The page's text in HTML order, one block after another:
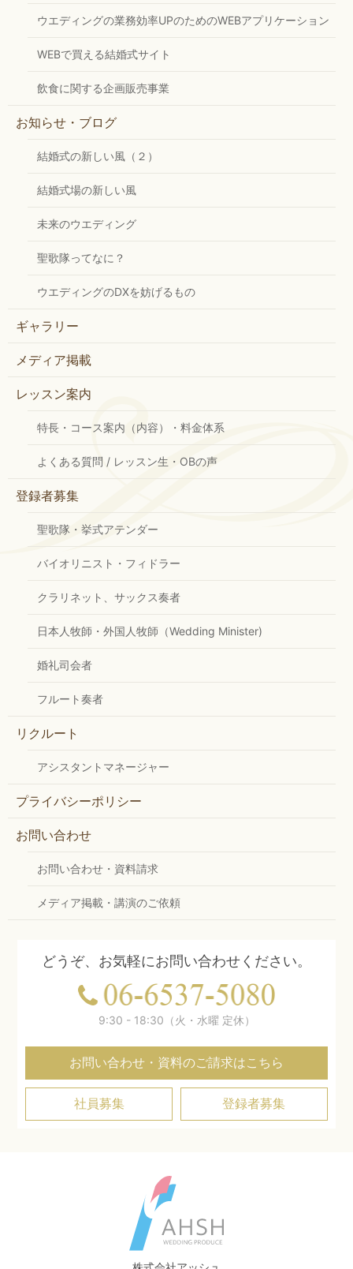
ウエディングの業務効率UPのためのWEBアプリケーション
WEBで買える結婚式サイト
飲食に関する企画販売事業
お知らせ・ブログ
結婚式の新しい風（２）
結婚式場の新しい風
未来のウエディング
聖歌隊ってなに？
ウエディングのDXを妨げるもの
ギャラリー
メディア掲載
レッスン案内
特長・コース案内（内容）・料金体系
よくある質問 / レッスン生・OBの声
登録者募集
聖歌隊・挙式アテンダー
バイオリニスト・フィドラー
クラリネット、サックス奏者
日本人牧師・外国人牧師（Wedding Minister)
婚礼司会者
フルート奏者
リクルート
アシスタントマネージャー
プライバシーポリシー
お問い合わせ
お問い合わせ・資料請求
メディア掲載・講演のご依頼
どうぞ、お気軽にお問い合わせください。
9:30 - 18:30（火・水曜 定休）
お問い合わせ・資料のご請求はこちら
社員募集 登録者募集